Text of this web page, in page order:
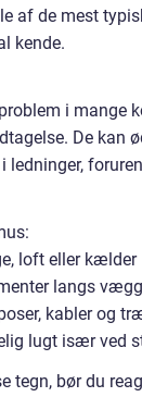
af de mest
kende.
i mange
De kan
ledninger,
loft eller kælder
langs
kabler og
lugt især ved
tegn, bør du